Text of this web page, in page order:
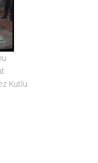
Kutlu